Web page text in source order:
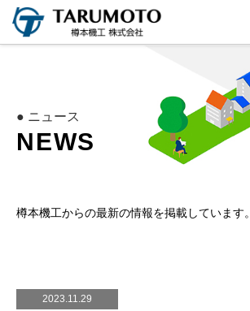
● ニュース
NEWS
樽本機工からの最新の情報を掲載しています。
2023.11.29